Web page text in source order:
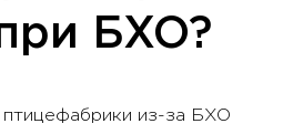
БХО?
из-за БХО